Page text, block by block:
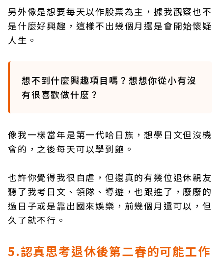
另外像是想要每天以作股票為主，據我觀察也不
是什麼好興趣，這樣不出幾個月還是會開始懷疑
人生。
想不到什麼興趣項目嗎？想想你從小有沒
有很喜歡做什麼？
像我一樣當年是第一代哈日族，想學日文但沒機
會的，之後每天可以學到飽。
也許你覺得我很自虐，但還真的有幾位退休親友
聽了我考日文、領隊、導遊，也跟進了，廢廢的
過日子或是靠出國來娛樂，前幾個月還可以，但
久了就不行。
5.認真思考退休後第二春的可能工作